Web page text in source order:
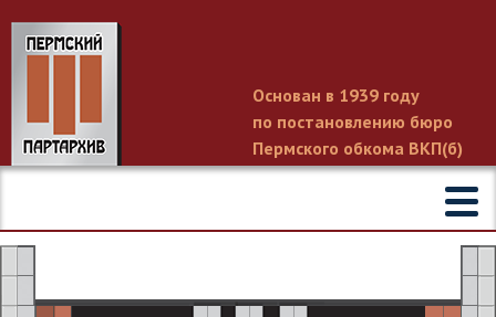
Основан в 1939 году
по постановлению бюро
Пермского обкома ВКП(б)